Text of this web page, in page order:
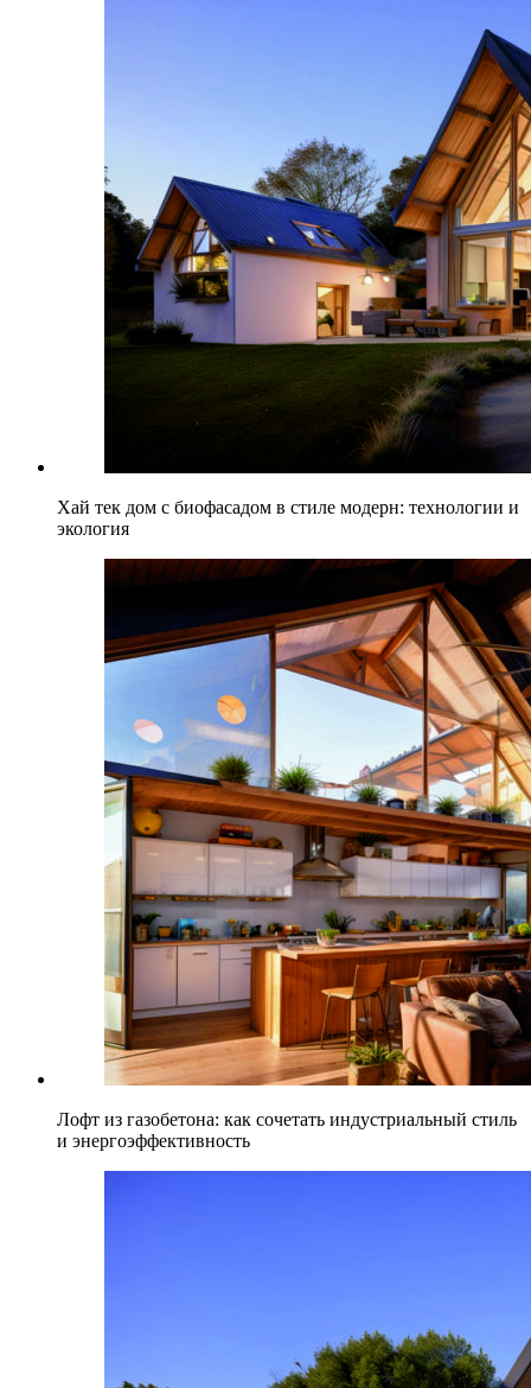
Хай тек дом с биофасадом в стиле модерн: технологии и
экология
Лофт из газобетона: как сочетать индустриальный стиль
и энергоэффективность